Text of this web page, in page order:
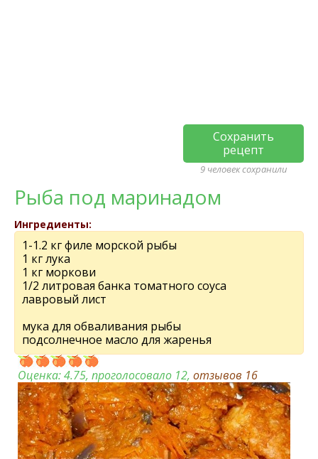
Сохранить
рецепт
9 человек сохранили
Рыба под маринадом
Ингредиенты:
1-1.2 кг филе морской рыбы
1 кг лука
1 кг моркови
1/2 литровая банка томатного соуса
лавровый лист
мука для обваливания рыбы
подсолнечное масло для жаренья
Оценка:4.75, проголосовало 12, отзывов 16